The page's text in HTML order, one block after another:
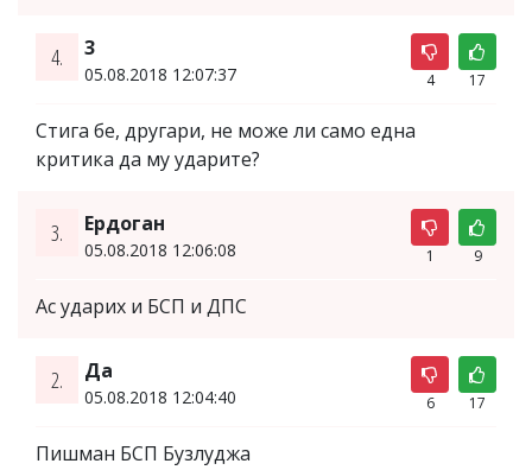
4. 3
05.08.2018 12:07:37 4 17
Стига бе, другари, не може ли само една
критика да му ударите?
3. Ердоган
05.08.2018 12:06:08 1 9
Ас ударих и БСП и ДПС
2. Да
05.08.2018 12:04:40 6 17
Пишман БСП Бузлуджа